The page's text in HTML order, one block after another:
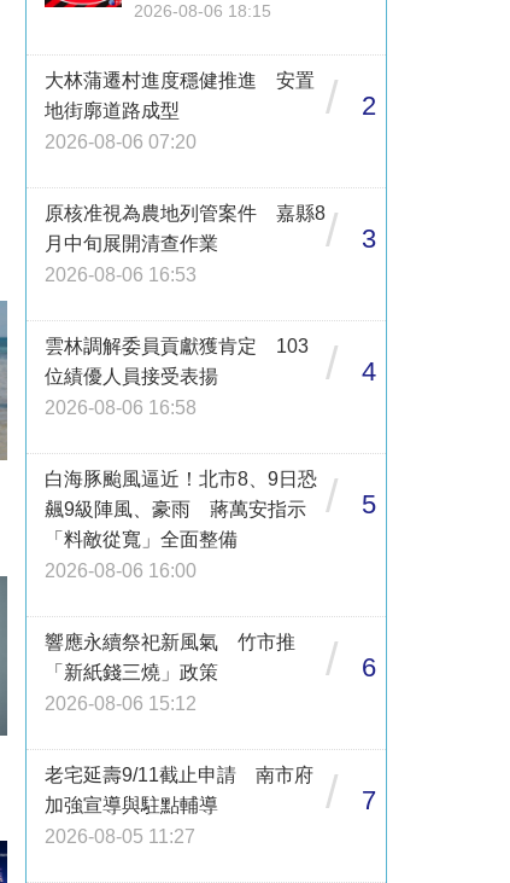
2026-08-06 18:15
大林蒲遷村進度穩健推進 安置
地街廓道路成型
2026-08-06 07:20
/ 2
原核准視為農地列管案件 嘉縣8
月中旬展開清查作業
2026-08-06 16:53
/ 3
雲林調解委員貢獻獲肯定 103
位績優人員接受表揚
2026-08-06 16:58
/ 4
白海豚颱風逼近！北市8、9日恐
飆9級陣風、豪雨 蔣萬安指示
「料敵從寬」全面整備
2026-08-06 16:00
/ 5
響應永續祭祀新風氣 竹市推
「新紙錢三燒」政策
2026-08-06 15:12
/ 6
老宅延壽9/11截止申請 南市府
加強宣導與駐點輔導
2026-08-05 11:27
/ 7